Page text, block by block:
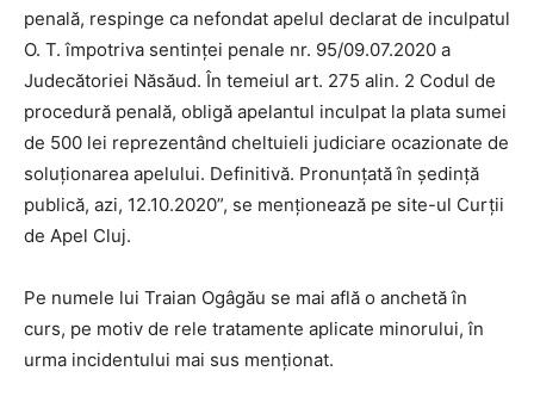
penală, respinge ca nefondat apelul declarat de inculpatul
O. T. împotriva sentinţei penale nr. 95/09.07.2020 a
Judecătoriei Năsăud. În temeiul art. 275 alin. 2 Codul de
procedură penală, obligă apelantul inculpat la plata sumei
de 500 lei reprezentând cheltuieli judiciare ocazionate de
soluţionarea apelului. Definitivă. Pronunţată în şedinţă
publică, azi, 12.10.2020”, se menţionează pe site-ul Curţii
de Apel Cluj.
Pe numele lui Traian Ogâgău se mai află o anchetă în
curs, pe motiv de rele tratamente aplicate minorului, în
urma incidentului mai sus menționat.